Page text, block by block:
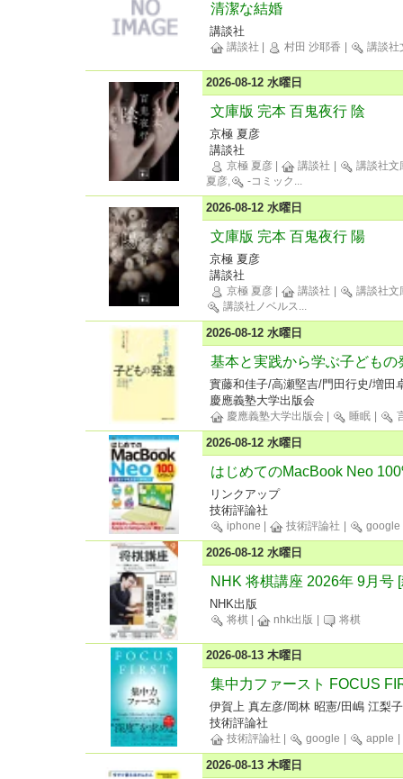
清潔な結婚
講談社
講談社 | 村田 沙耶香 | 講談社
2026-08-12 水曜日
文庫版 完本 百鬼夜行 陰
京極 夏彦
講談社
京極 夏彦 | 講談社 |
講談社文
夏彦,
-コミック
2026-08-12 水曜日
文庫版 完本 百鬼夜行 陽
京極 夏彦
講談社
京極 夏彦 | 講談社 |
講談社文
講談社ノベルス
2026-08-12 水曜日
基本と実践から学ぶ子どもの
實藤和佳子/高瀬堅吉/門田行史/増田
慶應義塾大学出版会
慶應義塾大学出版会 | 睡眠 |
2026-08-12 水曜日
はじめてのMacBook Neo
リンクアップ
技術評論社
iphone | 技術評論社 | google
2026-08-12 水曜日
NHK 将棋講座 2026年 9月号
NHK出版
将棋 | nhk出版 | 将棋
2026-08-13 木曜日
集中力ファースト FOCUS
伊賀上 真左彦/岡林 昭憲/田嶋 江梨子
技術評論社
技術評論社 | google | apple |
2026-08-13 木曜日